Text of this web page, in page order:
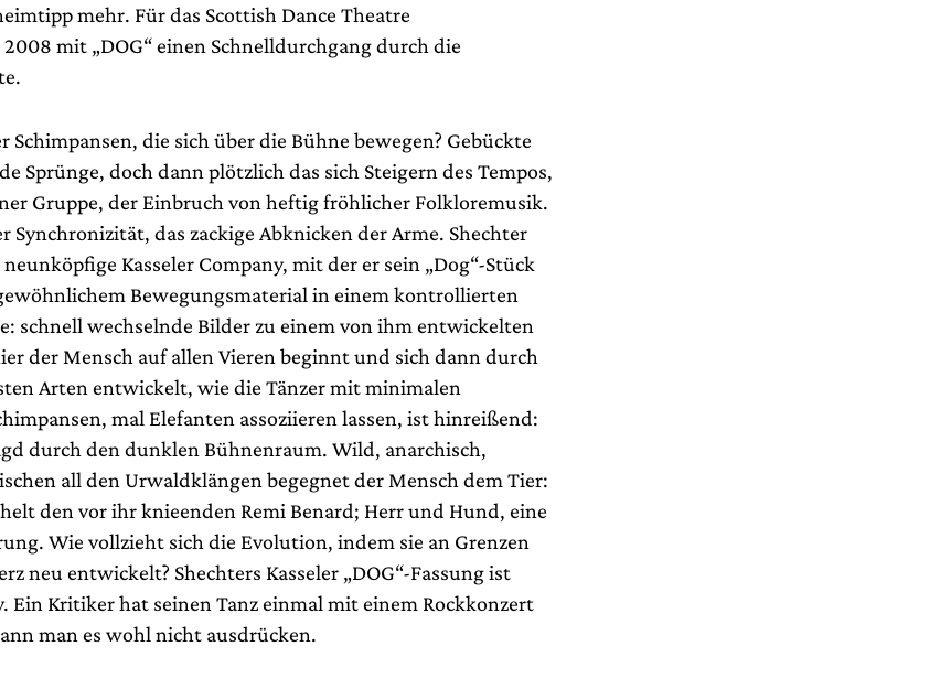
mehr. Für das Scottish Dance Theatre
mit „DOG“ einen Schnelldurchgang durch die
Schimpansen, die sich über die Bühne bewegen? Gebückte
Sprünge, doch dann plötzlich das sich Steigern des Tempos,
Gruppe, der Einbruch von heftig fröhlicher Folkloremusik.
Synchronizität, das zackige Abknicken der Arme. Shechter
Kasseler Company, mit der er sein „Dog“-Stück
Bewegungsmaterial in einem kontrollierten
schnell wechselnde Bilder zu einem von ihm entwickelten
der Mensch auf allen Vieren beginnt und sich dann durch
Arten entwickelt, wie die Tänzer mit minimalen
mal Elefanten assoziieren lassen, ist hinreißend:
durch den dunklen Bühnenraum. Wild, anarchisch,
all den Urwaldklängen begegnet der Mensch dem Tier:
den vor ihr knieenden Remi Benard; Herr und Hund, eine
Wie vollzieht sich die Evolution, indem sie an Grenzen
neu entwickelt? Shechters Kasseler „DOG“-Fassung ist
Ein Kritiker hat seinen Tanz einmal mit einem Rockkonzert
man es wohl nicht ausdrücken.